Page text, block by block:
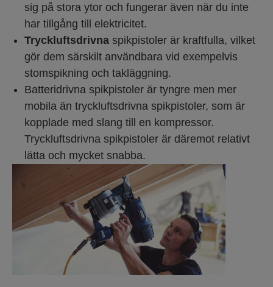
sig på stora ytor och fungerar även när du inte
har tillgång till elektricitet.
Tryckluftsdrivna spikpistoler är kraftfulla, vilket
gör dem särskilt användbara vid exempelvis
stomspikning och takläggning.
Batteridrivna spikpistoler är tyngre men mer
mobila än tryckluftsdrivna spikpistoler, som är
kopplade med slang till en kompressor.
Tryckluftsdrivna spikpistoler är däremot relativt
lätta och mycket snabba.